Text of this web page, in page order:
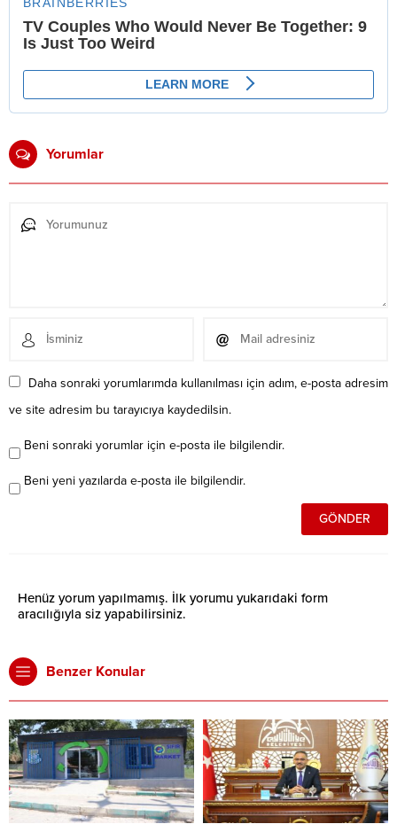
Yorumlar
Daha sonraki yorumlarımda kullanılması için adım, e-posta adresim
ve site adresim bu tarayıcıya kaydedilsin.
Beni sonraki yorumlar için e-posta ile bilgilendir.
Beni yeni yazılarda e-posta ile bilgilendir.
Henüz yorum yapılmamış. İlk yorumu yukarıdaki form
aracılığıyla siz yapabilirsiniz.
Benzer Konular